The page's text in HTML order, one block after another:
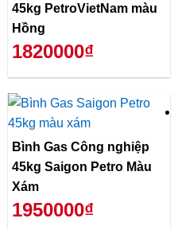
45kg PetroVietNam màu
Hồng
1820000₫
Bình Gas Công nghiệp
45kg Saigon Petro Màu
Xám
1950000₫